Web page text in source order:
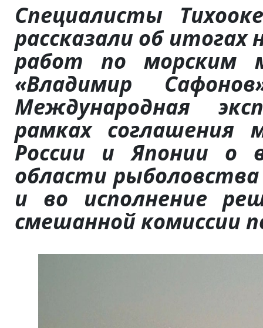
Специалисты
рассказали об итогах
работ по морским
«Владимир
Международная
рамках соглашения
России и Японии о
области
и во исполнение
смешанной комиссии